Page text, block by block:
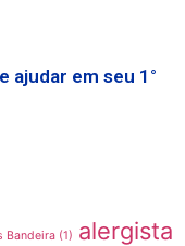
ajudar em seu 1°
Bandeira (1) alergista